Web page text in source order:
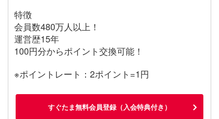
特徴
会員数480万人以上！
運営歴15年
100円分からポイント交換可能！
※ポイントレート：2ポイント=1円
すぐたま無料会員登録（入会特典付き）